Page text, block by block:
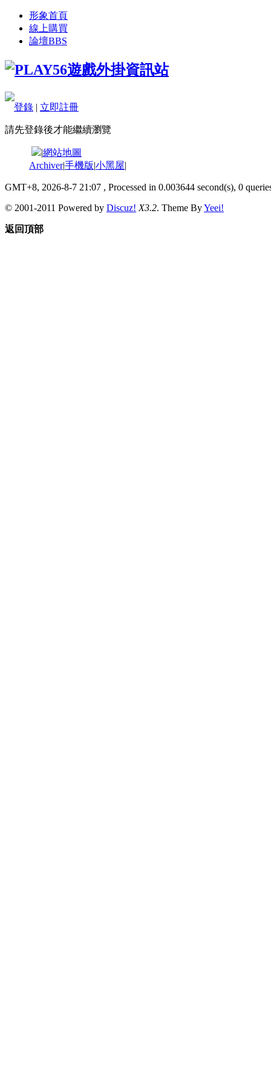
形象首頁
線上購買
論壇BBS
登錄 | 立即註冊
請先登錄後才能繼續瀏覽
|網站地圖
Archiver|手機版|小黑屋|
GMT+8, 2026-8-7 21:07 , Processed in 0.003644 second(s), 0
© 2001-2011 Powered by Discuz! X3.2. Theme ByYeei!
返回頂部